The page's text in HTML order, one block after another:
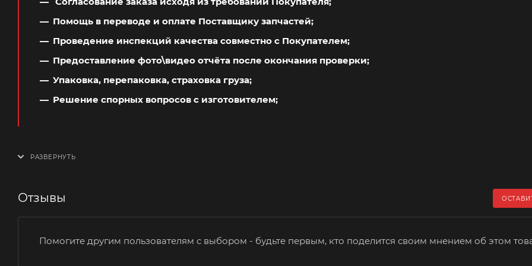
Помощь в переводе и оплате Поставщику запчастей;
Проведение инспекций качества совместно с Покупателем;
Предоставление фото\видео отчёта после окончания проверки;
Упаковка, перепаковка, страховка груза;
Решение спорных вопросов с изготовителем;
Отзывы
Помогите другим пользователям с выбором - будьте первым, кто поделится своим мнением об этом